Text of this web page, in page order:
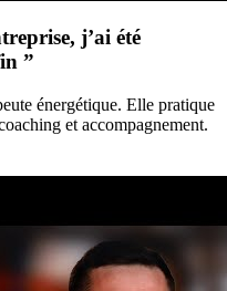
j’ai été
”
énergétique. Elle pratique
et accompagnement.